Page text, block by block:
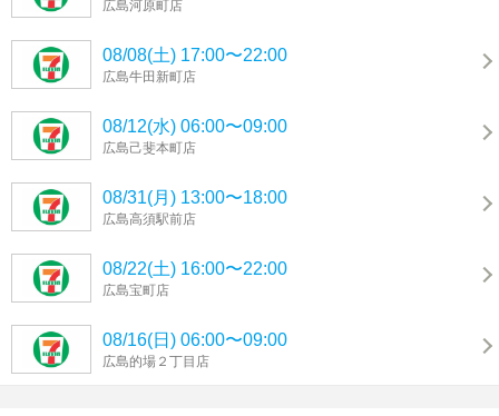
広島河原町店
08/08(土) 17:00〜22:00
広島牛田新町店
08/12(水) 06:00〜09:00
広島己斐本町店
08/31(月) 13:00〜18:00
広島高須駅前店
08/22(土) 16:00〜22:00
広島宝町店
08/16(日) 06:00〜09:00
広島的場２丁目店